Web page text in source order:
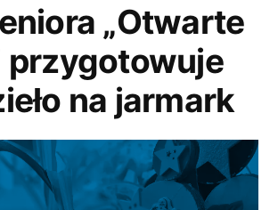
„Otwarte
przygotowuje
na jarmark